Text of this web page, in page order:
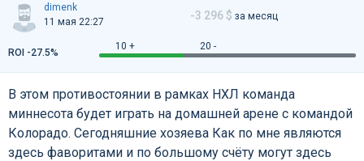
dimenk
11 мая 22:27
-3 296 $ за месяц
10 + 20 -
ROI -27.5%
В этом противостоянии в рамках НХЛ команда
миннесота будет играть на домашней арене с командой
Колорадо. Сегодняшние хозяева Как по мне являются
здесь фаворитами и по большому счёту могут здесь